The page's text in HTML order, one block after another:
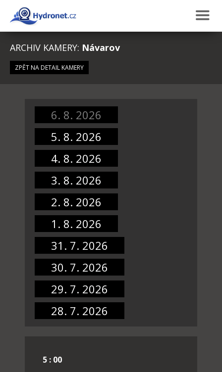
ARCHIV KAMERY: Návarov
ZPĚT NA DETAIL KAMERY
6. 8. 2026
5. 8. 2026
4. 8. 2026
3. 8. 2026
2. 8. 2026
1. 8. 2026
31. 7. 2026
30. 7. 2026
29. 7. 2026
28. 7. 2026
5 : 00